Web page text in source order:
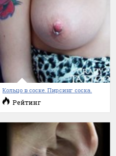
Кольцо в соске. Пирсинг соска.
Рейтинг